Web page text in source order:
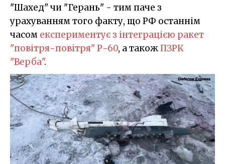
"Шахед" чи "Герань" - тим паче з
урахуванням того факту, що РФ останнім
часом експериментує з інтеграцією ракет
"повітря-повітря" Р-60, а такожПЗРК
"Верба".